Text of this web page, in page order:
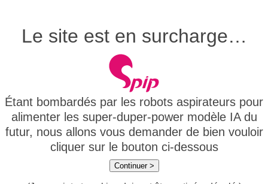
Le site est en surcharge…
Étant bombardés par les robots aspirateurs pour
alimenter les super-duper-power modèle IA du
futur, nous allons vous demander de bien vouloir
cliquer sur le bouton ci-dessous
Continuer >